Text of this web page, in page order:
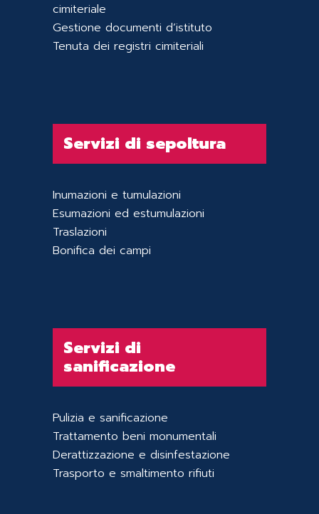
cimiteriale
Gestione documenti d’istituto
Tenuta dei registri cimiteriali
Servizi di sepoltura
Inumazioni e tumulazioni
Esumazioni ed estumulazioni
Traslazioni
Bonifica dei campi
Servizi di
sanificazione
Pulizia e sanificazione
Trattamento beni monumentali
Derattizzazione e disinfestazione
Trasporto e smaltimento rifiuti